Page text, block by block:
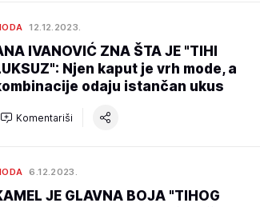
12.12.2023.
IVANOVIĆ ZNA ŠTA JE "TIHI
Njen kaput je vrh mode, a
odaju istančan ukus
Komentariši
6.12.2023.
JE GLAVNA BOJA "TIHOG